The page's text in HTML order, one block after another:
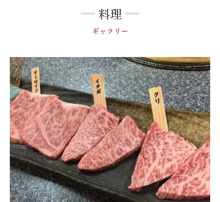
ギャラリー
料理